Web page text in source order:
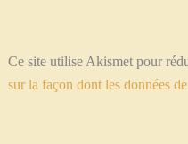
Ce site utilise Akismet pour
sur la façon dont les données